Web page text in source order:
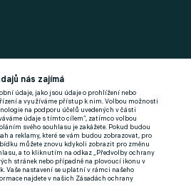
nás zajímá
údaje, jako jsou údaje o prohlížení nebo
a využíváme přístup k nim. Volbou možnosti
na podporu účelů uvedených v části
údaje s tímto cílem“, zatímco volbou
svého souhlasu je zakážete. Pokud budou
a reklamy, které se vám budou zobrazovat, pro
můžete znovu kdykoli zobrazit pro změnu
a to kliknutím na odkaz „Předvolby ochrany
stránek nebo případně na plovoucí ikonu v
Vaše nastavení se uplatní v rámci našeho
najdete v našich Zásadách ochrany